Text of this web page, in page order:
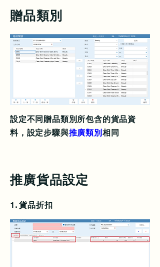
贈品類別
設定不同贈品類別所包含的貨品資
料，設定步驟與推廣類別 相同
推廣貨品設定
1. 貨品折扣